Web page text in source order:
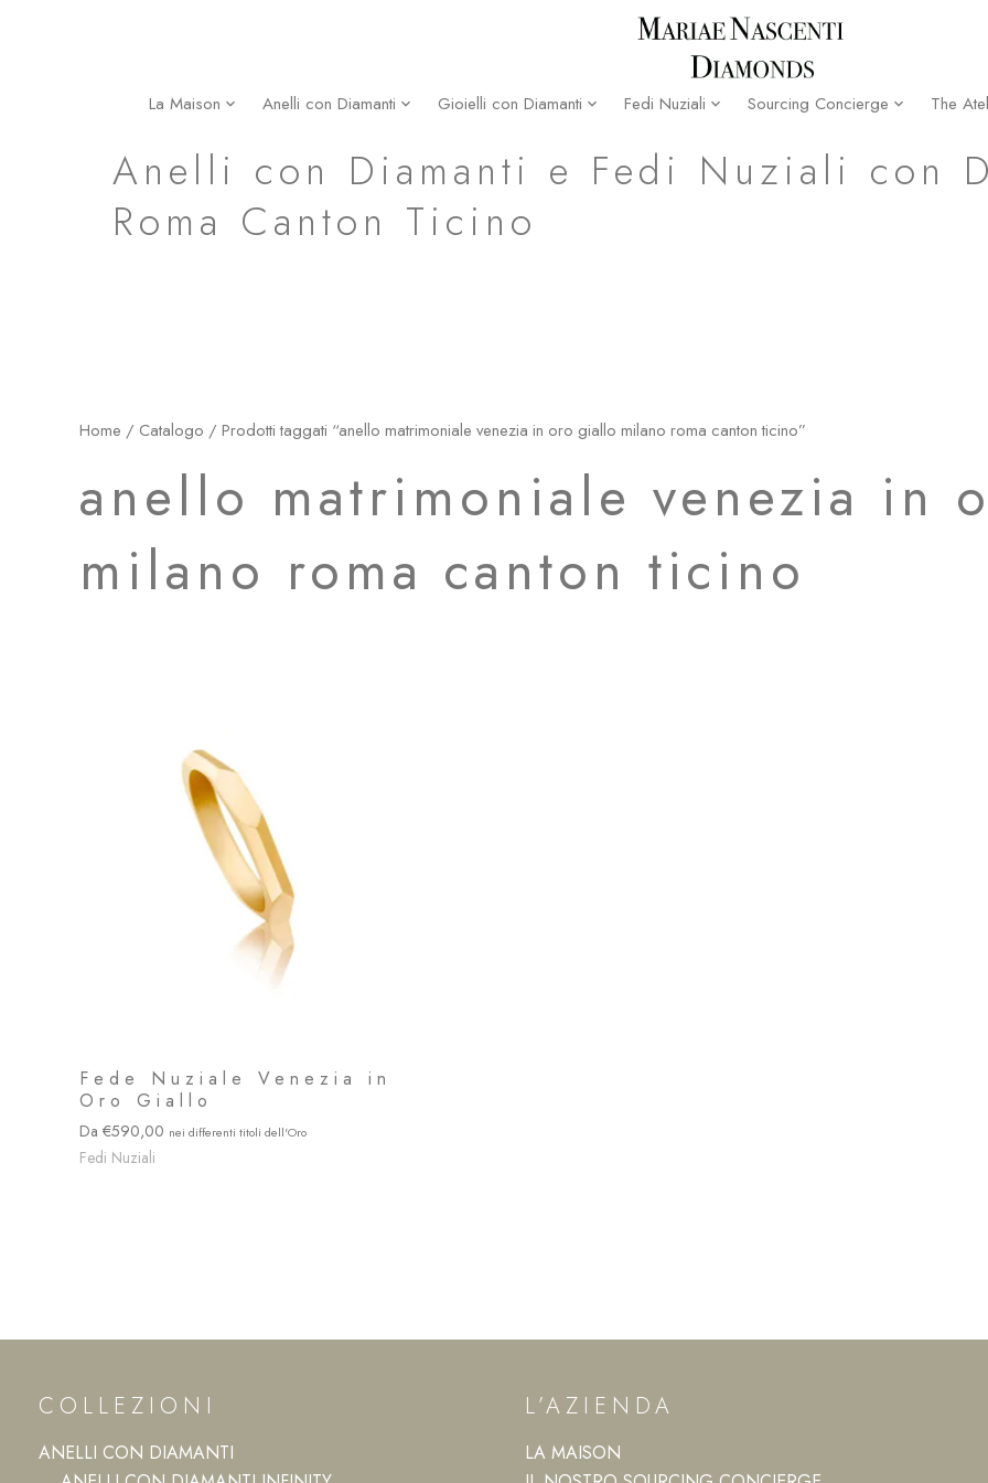
La Maison Anelli con Diamanti Gioielli con Diamanti Fedi Nuziali Sourcing Concierge The
anello matrimoniale venezia in oro giallo milano roma canton ticino
Anelli con Diamanti e Fedi Nuziali con
Roma Canton Ticino
Home / Catalogo / Prodotti taggati “anello matrimoniale venezia in oro giallo milano roma canton ticino”
anello matrimoniale venezia in
milano roma canton ticino
Fede Nuziale Venezia in
Oro Giallo
590,00
Fedi Nuziali
COLLEZIONI
ANELLI CON DIAMANTI
L’AZIENDA
LA MAISON